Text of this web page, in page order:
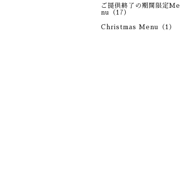
ご提供終了の期間限定Me
nu（17）
Christmas Menu（1）